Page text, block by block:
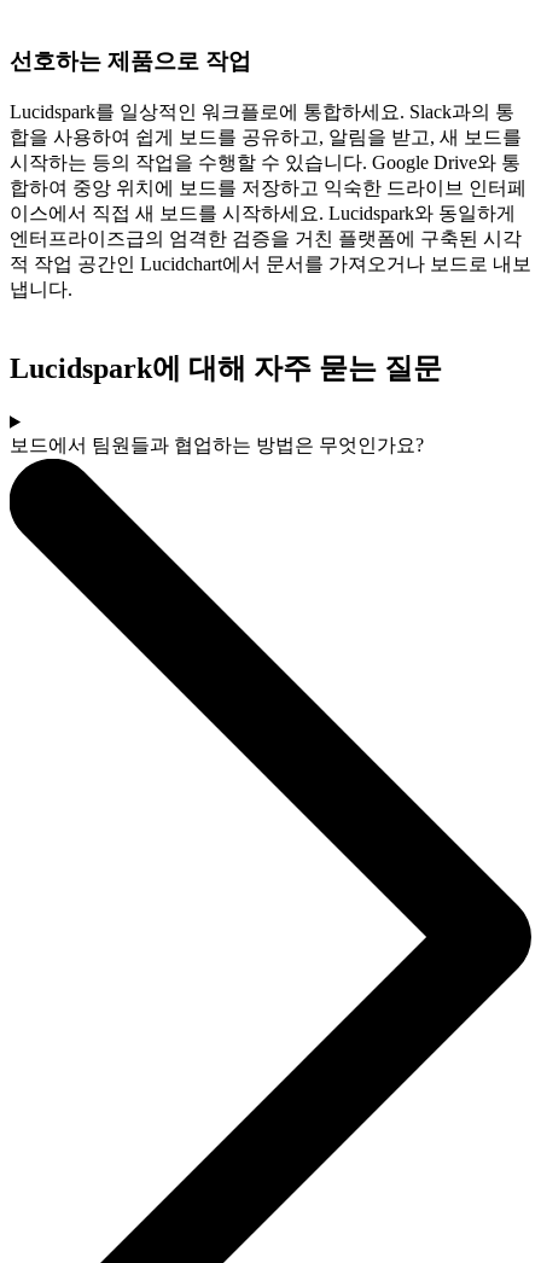
선호하는 제품으로 작업
Lucidspark를 일상적인 워크플로에 통합하세요. Slack과의 통
합을 사용하여 쉽게 보드를 공유하고, 알림을 받고, 새 보드를
시작하는 등의 작업을 수행할 수 있습니다. Google Drive와 통
합하여 중앙 위치에 보드를 저장하고 익숙한 드라이브 인터페
이스에서 직접 새 보드를 시작하세요. Lucidspark와 동일하게
엔터프라이즈급의 엄격한 검증을 거친 플랫폼에 구축된 시각
적 작업 공간인 Lucidchart에서 문서를 가져오거나 보드로 내보
냅니다.
Lucidspark에 대해 자주 묻는 질문
보드에서 팀원들과 협업하는 방법은 무엇인가요?